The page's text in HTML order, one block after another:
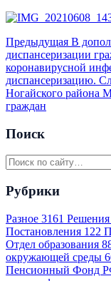
Предыдущая В
диспансеризации
коронавирусной
диспансеризацию.
Ногайского района
граждан
Поиск
Рубрики
Разное 3161 Решения
Постановления 122
Отдел образования
окружающей среды
Пенсионный Фонд